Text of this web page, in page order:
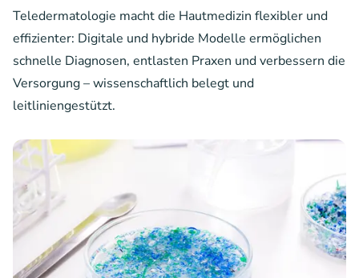
Teledermatologie macht die Hautmedizin flexibler und
effizienter: Digitale und hybride Modelle ermöglichen
schnelle Diagnosen, entlasten Praxen und verbessern die
Versorgung – wissenschaftlich belegt und
leitliniengestützt.